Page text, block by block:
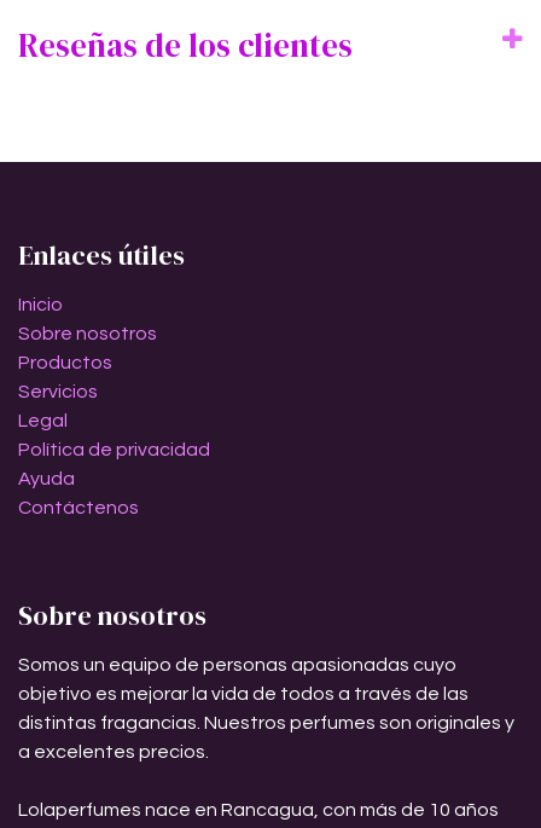
Reseñas de los clientes
Enlaces útiles
Inicio
Sobre nosotros
Productos
Servicios
Legal
Política de privacidad
Ayuda
Contáctenos
Sobre nosotros
Somos un equipo de personas apasionadas cuyo
objetivo es mejorar la vida de todos a través de las
distintas fragancias. Nuestros perfumes son originales y
a excelentes precios.
Lolaperfumes nace en Rancagua, con más de 10 años